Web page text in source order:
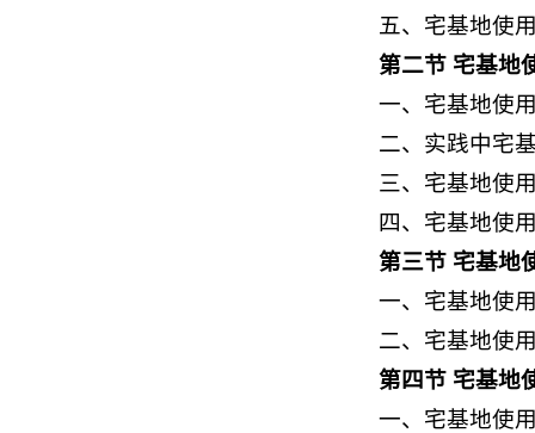
五、宅基地使
第二节 宅基地
一、宅基地使
二、实践中宅
三、宅基地使
四、宅基地使
第三节 宅基地
一、宅基地使
二、宅基地使
第四节 宅基地
一、宅基地使